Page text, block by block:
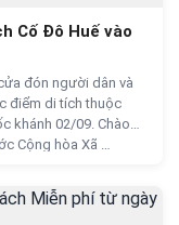
Cố Đô Huế vào
đón người dân và
điểm di tích thuộc
khánh 02/09. Chào
Cộng hòa Xã …